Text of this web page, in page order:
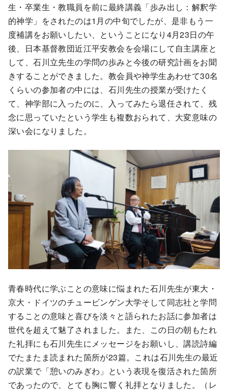
生・卒業生・教職員を前に最終講義「歩み出し：解釈学
的神学」をされたのは1月の中旬でしたが、是非もう一
度補講をお願いしたい、ということになり4月23日の午
後、日本基督教団近江平安教会を会場にして自主講座と
して、石川立先生の学問の歩みと今後の研究計画をお聞
きすることができました。教会員や神学生あわせて30名
くらいの参加者の中には、石川先生の授業が受けたく
て、神学部に入ったのに、入ってみたら退任されて、残
念に思っていたという学生も複数おられて、大変意味の
深い会になりました。
青春時代に学ぶことの意味に悩まれた石川先生が東大・
京大・ドイツのチュービンゲン大学そして同志社と学問
することの意味と喜びを淡々と語られたお話に参加者は
世代を超えて魅了されました。また、この日の朝もたれ
た礼拝にも石川先生にメッセージをお願いし、講読詩編
でたまたま読まれた箇所が23篇。これは石川先生の最近
の訳業で「憩いのみぎわ」という表現を復活された箇所
であったので、とても胸に響く礼拝となりました。（レ